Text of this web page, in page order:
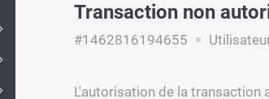
Transaction non
#1462816194655
L'autorisation de la transaction